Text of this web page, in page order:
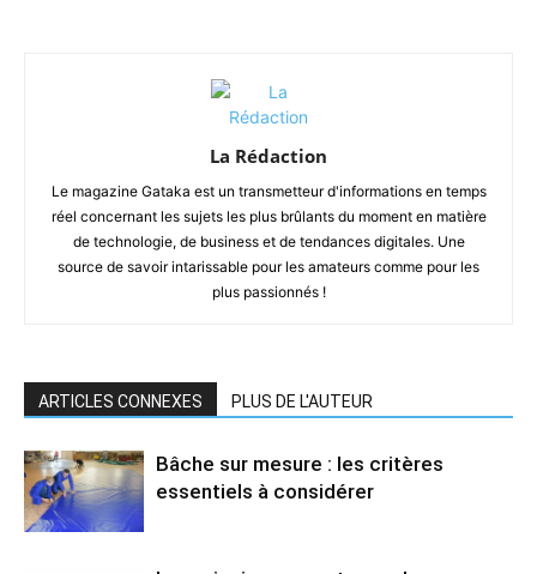
La Rédaction
Le magazine Gataka est un transmetteur d'informations en temps
réel concernant les sujets les plus brûlants du moment en matière
de technologie, de business et de tendances digitales. Une
source de savoir intarissable pour les amateurs comme pour les
plus passionnés !
ARTICLES CONNEXES PLUS DE L'AUTEUR
Bâche sur mesure : les critères
essentiels à considérer